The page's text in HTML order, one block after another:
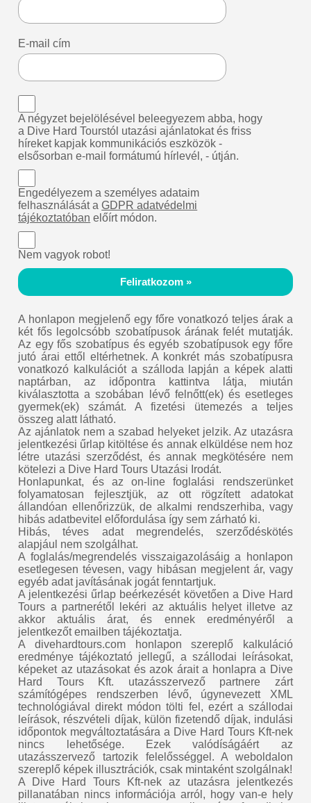
E-mail cím
A négyzet bejelölésével beleegyezem abba, hogy
a Dive Hard Tourstól utazási ajánlatokat és friss
híreket kapjak kommunikációs eszközök -
elsősorban e-mail formátumú hírlevél, - útján.
Engedélyezem a személyes adataim
felhasználását aGDPR adatvédelmi
tájékoztatóban előírt módon.
Nem vagyok robot!
Feliratkozom »
A honlapon megjelenő egy főre vonatkozó teljes árak a
két fős legolcsóbb szobatípusok árának felét mutatják.
Az egy fős szobatípus és egyéb szobatípusok egy főre
jutó árai ettől eltérhetnek. A konkrét más szobatípusra
vonatkozó kalkulációt a szálloda lapján a képek alatti
naptárban, az időpontra kattintva látja, miután
kiválasztotta a szobában lévő felnőtt(ek) és esetleges
gyermek(ek) számát. A fizetési ütemezés a teljes
összeg alatt látható.
Az ajánlatok nem a szabad helyeket jelzik. Az utazásra
jelentkezési űrlap kitöltése és annak elküldése nem hoz
létre utazási szerződést, és annak megkötésére nem
kötelezi a Dive Hard Tours Utazási Irodát.
Honlapunkat, és az on-line foglalási rendszerünket
folyamatosan fejlesztjük, az ott rögzített adatokat
állandóan ellenőrizzük, de alkalmi rendszerhiba, vagy
hibás adatbevitel előfordulása így sem zárható ki.
Hibás, téves adat megrendelés, szerződéskötés
alapjául nem szolgálhat.
A foglalás/megrendelés visszaigazolásáig a honlapon
esetlegesen tévesen, vagy hibásan megjelent ár, vagy
egyéb adat javításának jogát fenntartjuk.
A jelentkezési űrlap beérkezését követően a Dive Hard
Tours a partnerétől lekéri az aktuális helyet illetve az
akkor aktuális árat, és ennek eredményéről a
jelentkezőt emailben tájékoztatja.
A divehardtours.com honlapon szereplő kalkuláció
eredménye tájékoztató jellegű, a szállodai leírásokat,
képeket az utazásokat és azok árait a honlapra a Dive
Hard Tours Kft. utazásszervező partnere zárt
számítógépes rendszerben lévő, úgynevezett XML
technológiával direkt módon tölti fel, ezért a szállodai
leírások, részvételi díjak, külön fizetendő díjak, indulási
időpontok megváltoztatására a Dive Hard Tours Kft-nek
nincs lehetősége. Ezek valódíságáért az
utazásszervező tartozik felelősséggel. A weboldalon
szereplő képek illusztrációk, csak mintaként szolgálnak!
A Dive Hard Tours Kft-nek az utazásra jelentkezés
pillanatában nincs információja arról, hogy van-e hely